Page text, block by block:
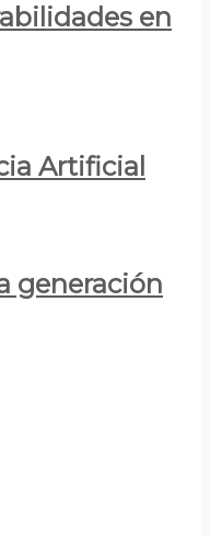
en
Artificial
generación